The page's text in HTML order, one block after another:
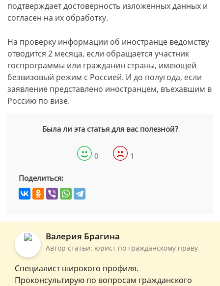
подтверждает достоверность изложенных данных и
согласен на их обработку.
На проверку информации об иностранце ведомству
отводится 2 месяца, если обращается участник
госпрограммы или гражданин страны, имеющей
безвизовый режим с Россией. И до полугода, если
заявление представлено иностранцем, въехавшим в
Россию по визе.
Была ли эта статья для вас полезной?
0 1
Поделиться:
Валерия Брагина
Автор статьи: юрист по гражданскому праву
Специалист широкого профиля.
Проконсультирую по вопросам гражданского